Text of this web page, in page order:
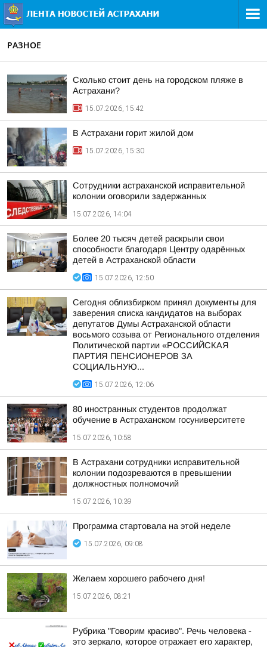
РАЗНОЕ
Сколько стоит день на городском пляже в
Астрахани?
15.07.2026, 15:42
В Астрахани горит жилой дом
15.07.2026, 15:30
Сотрудники астраханской исправительной
колонии оговорили задержанных
15.07.2026, 14:04
Более 20 тысяч детей раскрыли свои
способности благодаря Центру одарённых
детей в Астраханской области
15.07.2026, 12:50
Сегодня облизбирком принял документы для
заверения списка кандидатов на выборах
депутатов Думы Астраханской области
восьмого созыва от Регионального отделения
Политической партии «РОССИЙСКАЯ
ПАРТИЯ ПЕНСИОНЕРОВ ЗА
СОЦИАЛЬНУЮ...
15.07.2026, 12:06
80 иностранных студентов продолжат
обучение в Астраханском госуниверситете
15.07.2026, 10:58
В Астрахани сотрудники исправительной
колонии подозреваются в превышении
должностных полномочий
15.07.2026, 10:39
Программа стартовала на этой неделе
15.07.2026, 09:08
Желаем хорошего рабочего дня!
15.07.2026, 08:21
Рубрика "Говорим красиво". Речь человека -
это зеркало, которое отражает его характер,